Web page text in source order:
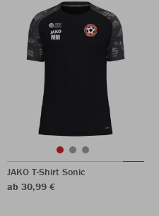
JAKO T-Shirt Sonic
ab 30,99 €